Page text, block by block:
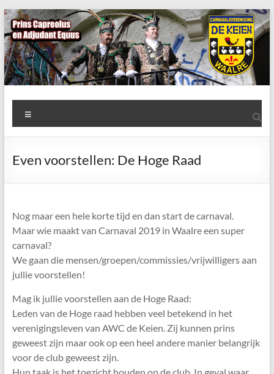
Ga
naar
de
inhoud
AWC
de
Keien
De
Keien
Even voorstellen: De Hoge Raad
Nog maar een hele korte tijd en dan start de carnaval.
Maar wie maakt van Carnaval 2019 in Waalre een super
carnaval?
We gaan die mensen/groepen/commissies/vrijwilligers aan
jullie voorstellen!
Mag ik jullie voorstellen aan de Hoge Raad:
Leden van de Hoge raad hebben veel betekend in het
verenigingsleven van AWC de Keien. Zij kunnen prins
geweest zijn maar ook op een heel andere manier belangrijk
voor de club geweest zijn.